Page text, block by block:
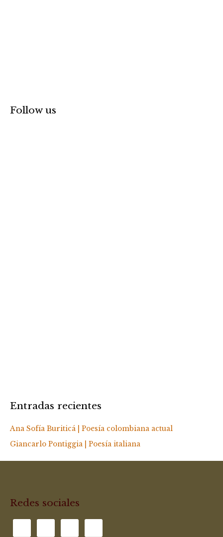
Follow us
Entradas recientes
Ana Sofía Buriticá | Poesía colombiana actual
Giancarlo Pontiggia | Poesía italiana
Redes sociales